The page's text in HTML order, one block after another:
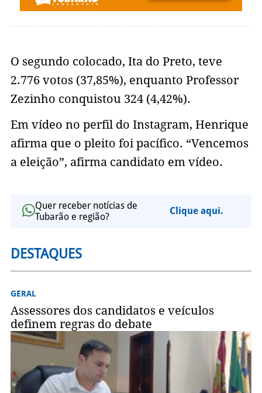
O segundo colocado, Ita do Preto, teve
2.776 votos (37,85%), enquanto Professor
Zezinho conquistou 324 (4,42%).
Em vídeo no perfil do Instagram, Henrique
afirma que o pleito foi pacífico. “Vencemos
a eleição”, afirma candidato em vídeo.
Quer receber notícias de
Tubarão e região?
Clique aqui.
DESTAQUES
GERAL
Assessores dos candidatos e veículos
definem regras do debate